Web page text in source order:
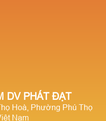
DV PHÁT ĐẠT
Hoà, Phường Phú Thọ
Nam